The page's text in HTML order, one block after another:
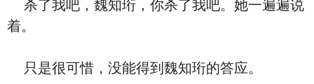
杀了我吧，魏知珩，你杀了我吧。她一遍遍说
着。
只是很可惜，没能得到魏知珩的答应。